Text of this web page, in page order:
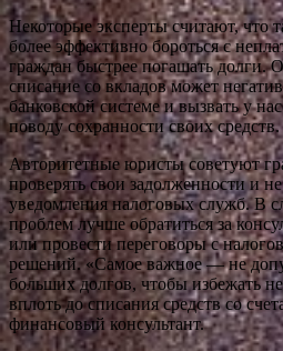
Некоторые эксперты считают, что
более эффективно бороться с
граждан быстрее погашать долги.
списание со вкладов может
банковской системе и вызвать у
поводу сохранности своих средств.
Авторитетные юристы советуют
проверять свои задолженности и
уведомления налоговых служб. В
проблем лучше обратиться за
или провести переговоры с
решений. «Самое важное — не
больших долгов, чтобы избежать
вплоть до списания средств со
финансовый консультант.